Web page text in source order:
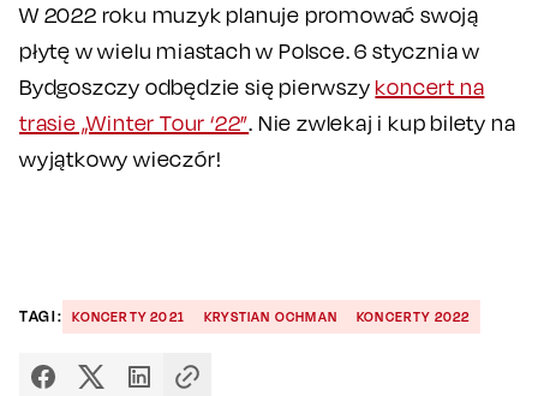
W 2022 roku muzyk planuje promować swoją
płytę w wielu miastach w Polsce. 6 stycznia w
Bydgoszczy odbędzie się pierwszy koncert na
trasie „Winter Tour ‘22”. Nie zwlekaj i kup bilety na
wyjątkowy wieczór!
TAGI: KONCERTY 2021 KRYSTIAN OCHMAN KONCERTY 2022